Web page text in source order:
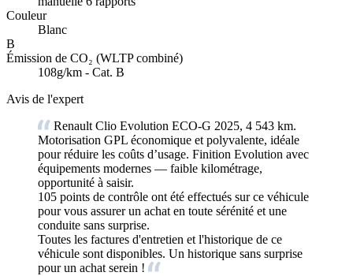
Couleur
Blanc
B
Émission de CO₂ (WLTP combiné)
108g/km - Cat. B
Avis de l'expert
Renault Clio Evolution ECO-G 2025, 4 543 km.
Motorisation GPL économique et polyvalente, idéale
pour réduire les coûts d’usage. Finition Evolution avec
équipements modernes — faible kilométrage,
opportunité à saisir.
105 points de contrôle ont été effectués sur ce véhicule
pour vous assurer un achat en toute sérénité et une
conduite sans surprise.
Toutes les factures d'entretien et l'historique de ce
véhicule sont disponibles. Un historique sans surprise
pour un achat serein !